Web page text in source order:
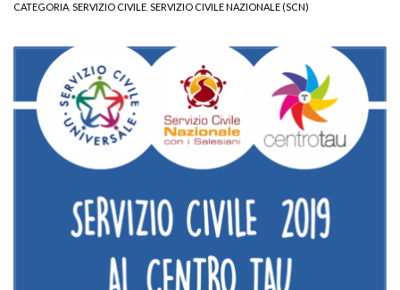
CATEGORIA SERVIZIO CIVILE SERVIZIO CIVILE NAZIONALE (SCN)